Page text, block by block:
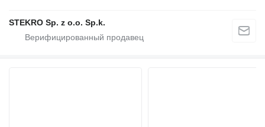
STEKRO Sp. z o.o. Sp.k.